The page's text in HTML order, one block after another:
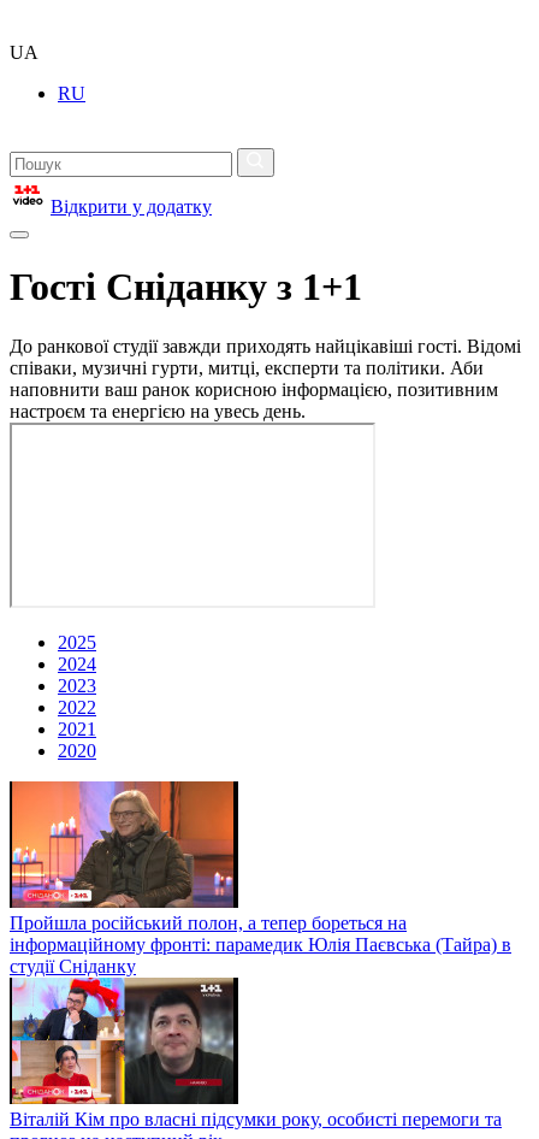
UA
RU
Відкрити у додатку
Гості Сніданку з 1+1
До ранкової студії завжди приходять найцікавіші гості. Відомі
співаки, музичні гурти, митці, експерти та політики. Аби
наповнити ваш ранок корисною інформацією, позитивним
настроєм та енергією на увесь день.
2025
2024
2023
2022
2021
2020
Пройшла російський полон, а тепер бореться на
інформаційному фронті: парамедик Юлія Паєвська (Тайра) в
студії Сніданку
Віталій Кім про власні підсумки року, особисті перемоги та